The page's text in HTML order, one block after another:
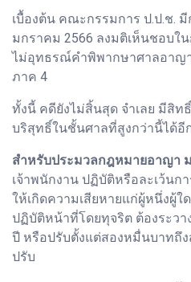
เบื้องต้น คณะกรรมการ ป.ป.ช.
มกราคม 2566 ลงมติเห็นชอบใ
ไม่อุทธรณ์คำพิพากษาศาลอาญ
ภาค 4
ทั้งนี้ คดียังไม่สิ้นสุด จำเลย มีสิ
บริสุทธิ์ในชั้นศาลที่สูงกว่านี้ได้อี
สำหรับประมวลกฎหมายอาญา
เจ้าพนักงาน ปฏิบัติหรือละเว้น
ให้เกิดความเสียหายแก่ผู้หนึ่งผู้
ปฏิบัติหน้าที่โดยทุจริต ต้องระว
ปี หรือปรับตั้งแต่สองหมื่นบาทถึ
ปรับ